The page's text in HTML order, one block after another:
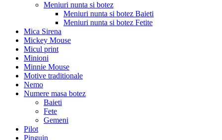
Meniuri nunta si botez
Meniuri nunta si botez Baieti
Meniuri nunta si botez Fetite
Mica Sirena
Mickey Mouse
Micul print
Minioni
Minnie Mouse
Motive traditionale
Nemo
Numere masa botez
Baieti
Fete
Gemeni
Pilot
Pinguin